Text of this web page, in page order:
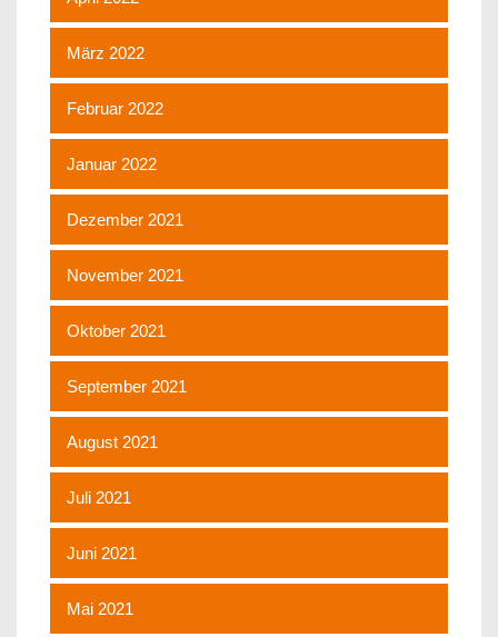
März 2022
Februar 2022
Januar 2022
Dezember 2021
November 2021
Oktober 2021
September 2021
August 2021
Juli 2021
Juni 2021
Mai 2021